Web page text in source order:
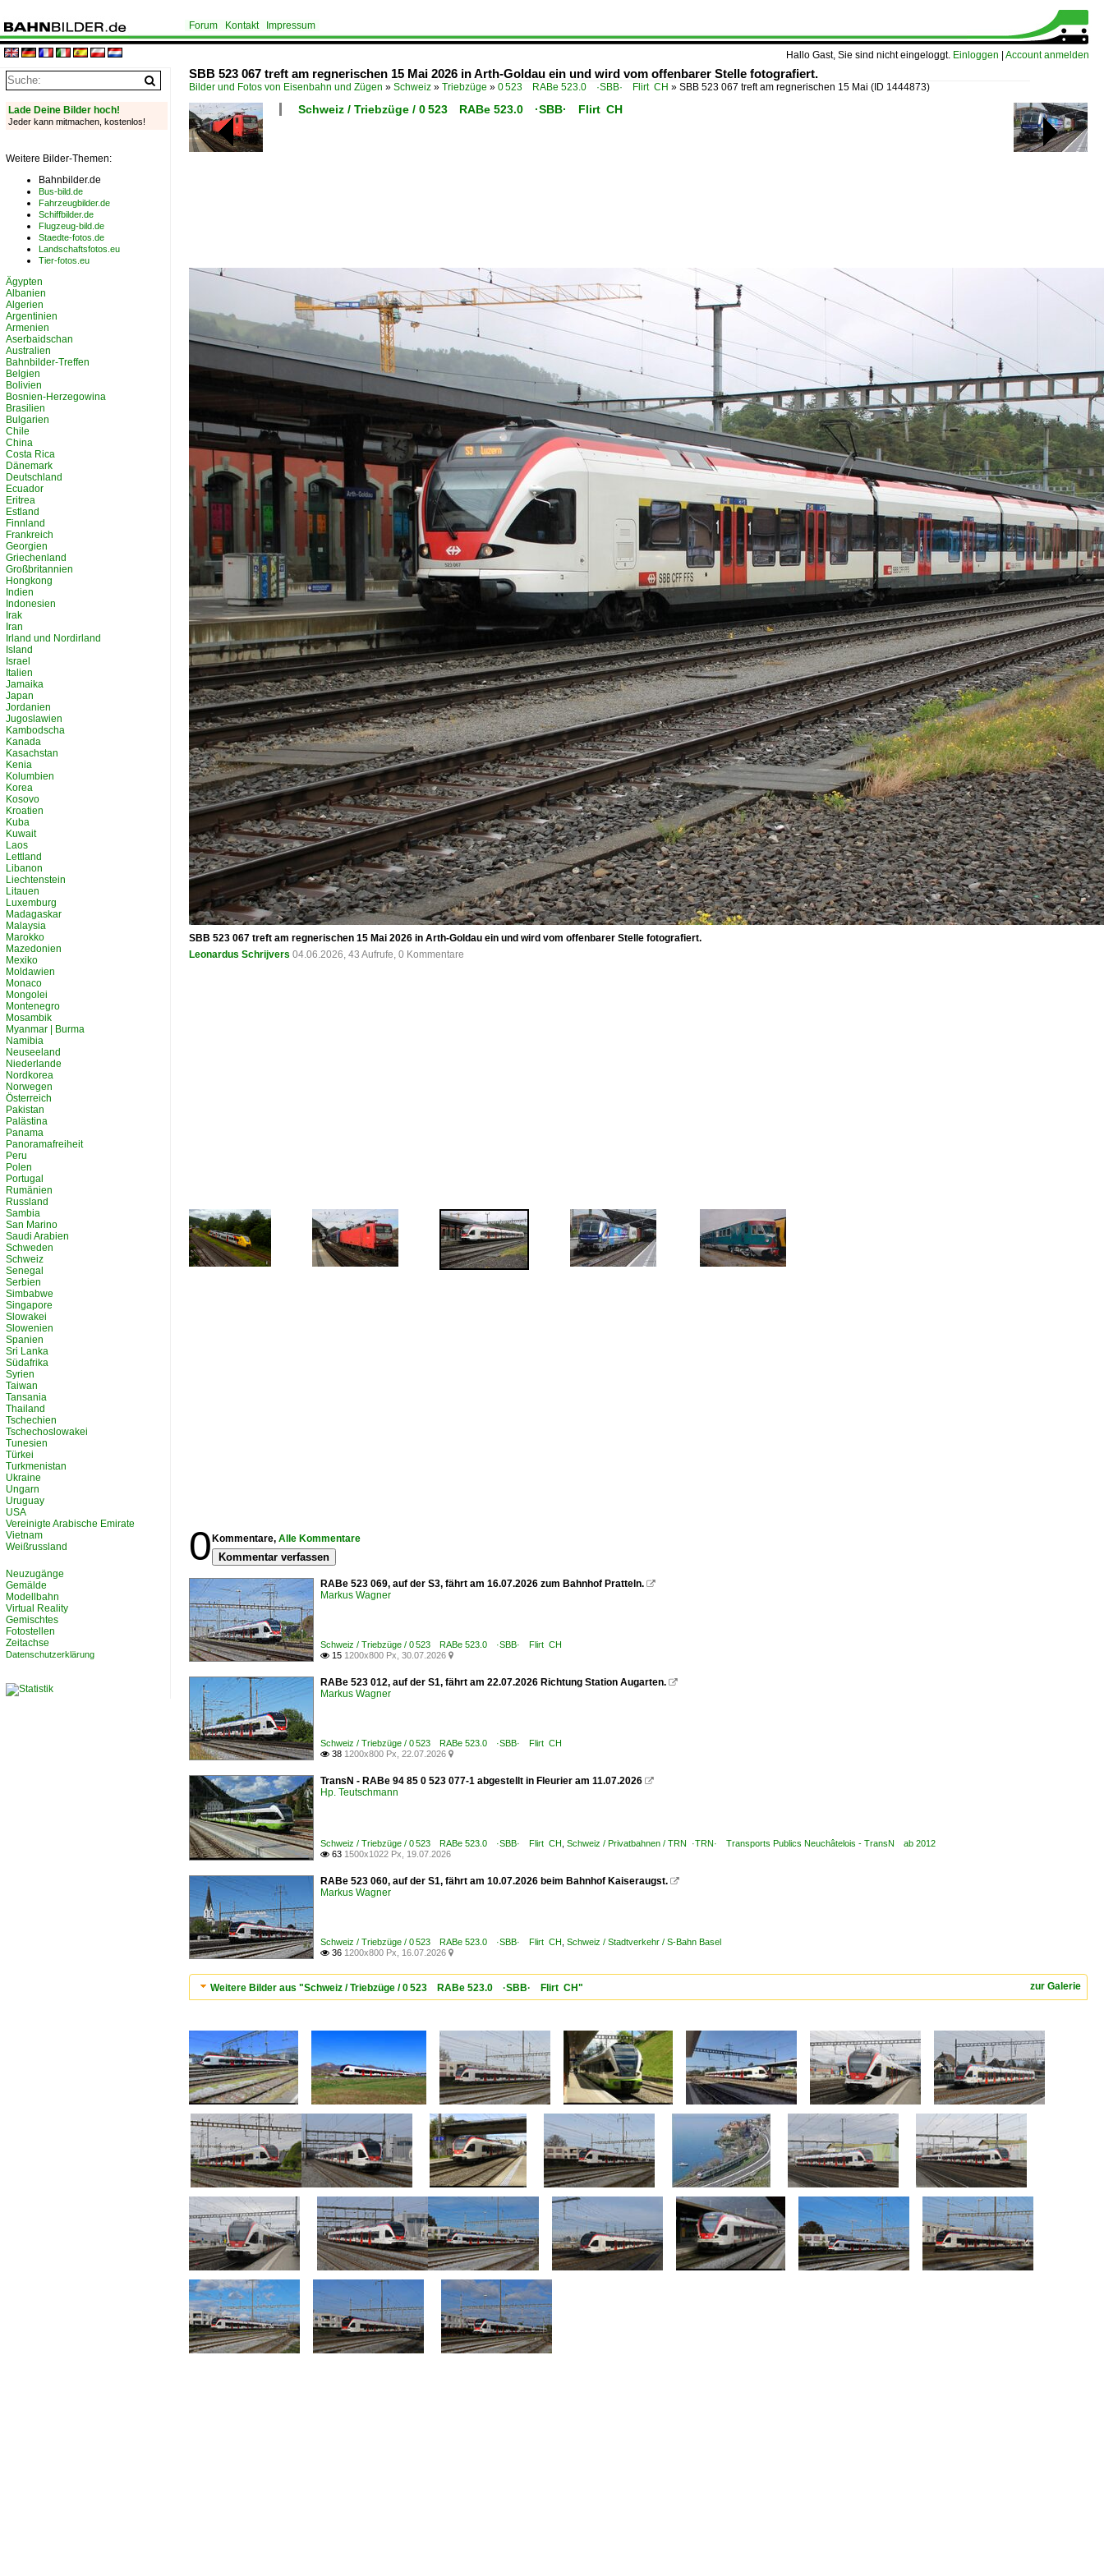
Hallo Gast, Sie sind nicht eingeloggt. Einloggen Account anmelden
Forum Kontakt Impressum
SBB 523 067 treft am regnerischen 15 Mai 2026 in Arth-Goldau ein und wird vom offenbarer Stelle fotografiert.
Bilder und Fotos von Eisenbahn und Zügen » Schweiz » Triebzüge » 0 523 RABe 523.0 ·SBB· Flirt CH » SBB 523 067 treft am regnerischen 15 Mai (ID 1444873)
Schweiz / Triebzüge / 0 523 RABe 523.0 ·SBB· Flirt CH
SBB 523 067 treft am regnerischen 15 Mai 2026 in Arth-Goldau ein und wird vom offenbarer Stelle fotografiert.
Leonardus Schrijvers 04.06.2026, 43 Aufrufe, 0 Kommentare
0 Kommentare, Alle Kommentare
Kommentar verfassen
RABe 523 069, auf der S3, fährt am 16.07.2026 zum Bahnhof Pratteln. 
Markus Wagner
Schweiz / Triebzüge / 0 523 RABe 523.0 ·SBB· Flirt CH
 15 1200x800 Px, 30.07.2026 
RABe 523 012, auf der S1, fährt am 22.07.2026 Richtung Station Augarten. 
Markus Wagner
Schweiz / Triebzüge / 0 523 RABe 523.0 ·SBB· Flirt CH
 38 1200x800 Px, 22.07.2026 
TransN - RABe 94 85 0 523 077-1 abgestellt in Fleurier am 11.07.2026 
Hp. Teutschmann
Schweiz / Triebzüge / 0 523 RABe 523.0 ·SBB· Flirt CH Schweiz / Privatbahnen / TRN ·TRN· Transports Publics Neuchâtelois - TransN ab 2012
 63 1500x1022 Px, 19.07.2026
RABe 523 060, auf der S1, fährt am 10.07.2026 beim Bahnhof Kaiseraugst. 
Markus Wagner
Schweiz / Triebzüge / 0 523 RABe 523.0 ·SBB· Flirt CH Schweiz / Stadtverkehr / S-Bahn Basel
 36 1200x800 Px, 16.07.2026 
zur Galerie
Weitere Bilder aus "Schweiz / Triebzüge / 0 523 RABe 523.0 ·SBB· Flirt CH"
Lade Deine Bilder hoch!
Jeder kann mitmachen, kostenlos!
Weitere Bilder-Themen:
Bahnbilder.de
Bus-bild.de
Fahrzeugbilder.de
Schiffbilder.de
Flugzeug-bild.de
Staedte-fotos.de
Landschaftsfotos.eu
Tier-fotos.eu
Ägypten
Albanien
Algerien
Argentinien
Armenien
Aserbaidschan
Australien
Bahnbilder-Treffen
Belgien
Bolivien
Bosnien-Herzegowina
Brasilien
Bulgarien
Chile
China
Costa Rica
Dänemark
Deutschland
Ecuador
Eritrea
Estland
Finnland
Frankreich
Georgien
Griechenland
Großbritannien
Hongkong
Indien
Indonesien
Irak
Iran
Irland und Nordirland
Island
Israel
Italien
Jamaika
Japan
Jordanien
Jugoslawien
Kambodscha
Kanada
Kasachstan
Kenia
Kolumbien
Korea
Kosovo
Kroatien
Kuba
Kuwait
Laos
Lettland
Libanon
Liechtenstein
Litauen
Luxemburg
Madagaskar
Malaysia
Marokko
Mazedonien
Mexiko
Moldawien
Monaco
Mongolei
Montenegro
Mosambik
Myanmar | Burma
Namibia
Neuseeland
Niederlande
Nordkorea
Norwegen
Österreich
Pakistan
Palästina
Panama
Panoramafreiheit
Peru
Polen
Portugal
Rumänien
Russland
Sambia
San Marino
Saudi Arabien
Schweden
Schweiz
Senegal
Serbien
Simbabwe
Singapore
Slowakei
Slowenien
Spanien
Sri Lanka
Südafrika
Syrien
Taiwan
Tansania
Thailand
Tschechien
Tschechoslowakei
Tunesien
Türkei
Turkmenistan
Ukraine
Ungarn
Uruguay
USA
Vereinigte Arabische Emirate
Vietnam
Weißrussland
Neuzugänge
Gemälde
Modellbahn
Virtual Reality
Gemischtes
Fotostellen
Zeitachse
Datenschutzerklärung